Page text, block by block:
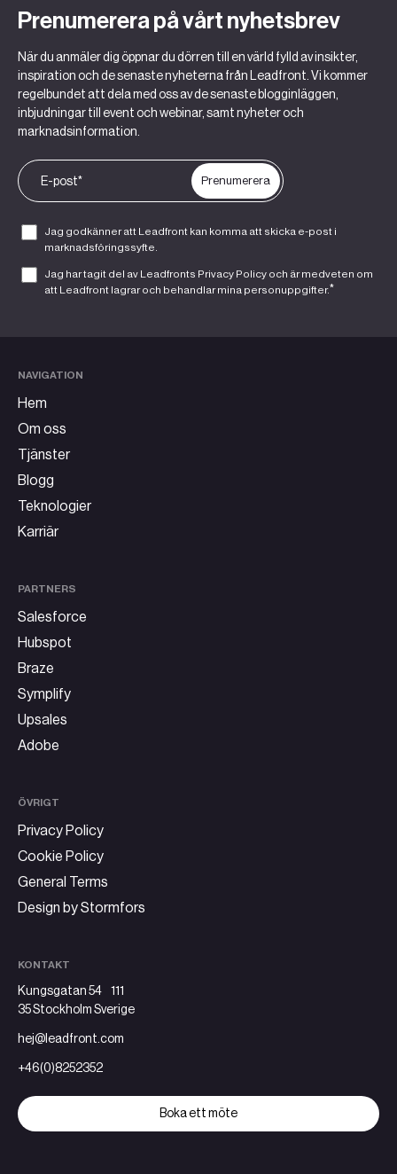
Prenumerera på vårt nyhetsbrev
När du anmäler dig öppnar du dörren till en värld fylld av insikter,
inspiration och de senaste nyheterna från Leadfront. Vi kommer
regelbundet att dela med oss av de senaste blogginläggen,
inbjudningar till event och webinar, samt nyheter och
marknadsinformation.
Jag godkänner att Leadfront kan komma att skicka e-post i
marknadsföringssyfte.
Jag har tagit del av Leadfronts Privacy Policy och är medveten om
att Leadfront lagrar och behandlar mina personuppgifter.*
NAVIGATION
Hem
Om oss
Tjänster
Blogg
Teknologier
Karriär
PARTNERS
Salesforce
Hubspot
Braze
Symplify
Upsales
Adobe
KONTAKT
Kungsgatan 54 111
35 Stockholm Sverige
hej@leadfront.com
+46(0)8252352
Boka ett möte
ÖVRIGT
Privacy Policy
Cookie Policy
General Terms
Design by Stormfors